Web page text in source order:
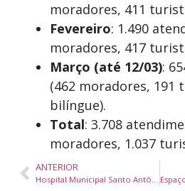
moradores, 411
Fevereiro: 1.490
moradores, 417
Março (até 12/03):
(462 moradores, 191
bilíngue).
Total: 3.708
moradores, 1.037
ANTERIOR
Hospital Municipal Santo Antônio Inicia Atendimento Oftalmológico Pediátrico em Itapema